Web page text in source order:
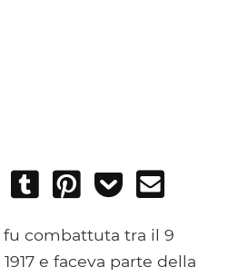
Share
Post
Tumblr
Pin
Add
Pocket
fu combattuta tra il 9
e faceva parte della